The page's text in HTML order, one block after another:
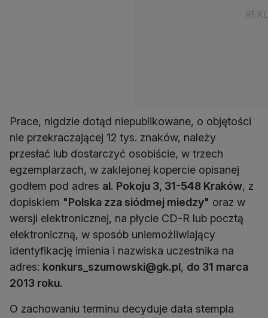
Prace, nigdzie dotąd niepublikowane, o objętości
nie przekraczającej 12 tys. znaków, należy
przesłać lub dostarczyć osobiście, w trzech
egzemplarzach, w zaklejonej kopercie opisanej
godłem pod adres al. Pokoju 3, 31-548 Kraków, z
dopiskiem "Polska zza siódmej miedzy" oraz w
wersji elektronicznej, na płycie CD-R lub pocztą
elektroniczną, w sposób uniemożliwiający
identyfikację imienia i nazwiska uczestnika na
adres: konkurs_szumowski@gk.pl, do 31 marca
2013 roku.
O zachowaniu terminu decyduje data stempla